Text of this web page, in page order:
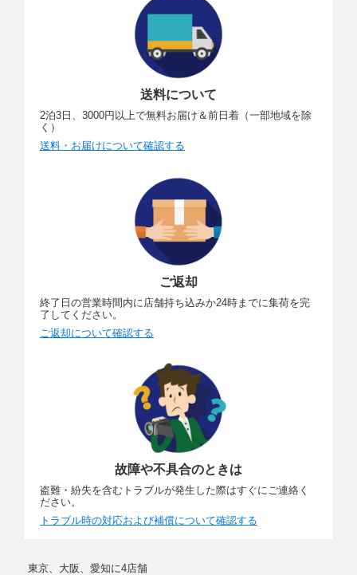
送料について
2泊3日、3000円以上で無料お届け＆前日着（一部地域を除
く）
送料・お届けについて確認する
ご返却
終了日の営業時間内に店舗持ち込みか24時までに集荷を完
了してください。
ご返却について確認する
故障や不具合のときは
盗難・紛失を含むトラブルが発生した際はすぐにご連絡く
ださい。
トラブル時の対応および補償について確認する
東京、大阪、愛知に4店舗